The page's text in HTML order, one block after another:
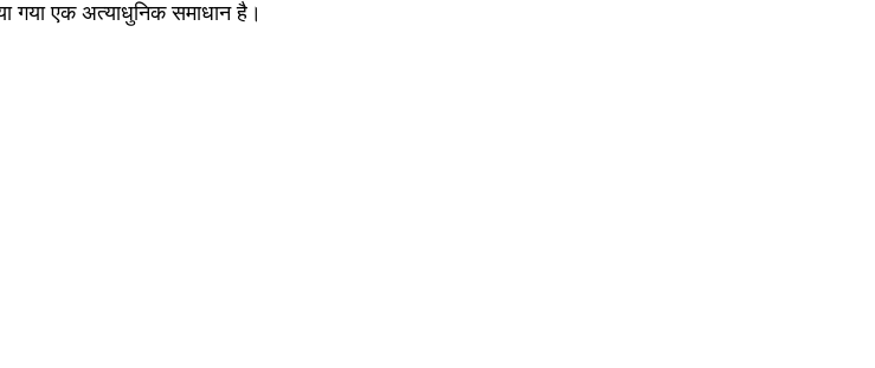
गया एक अत्याधुनिक समाधान है।